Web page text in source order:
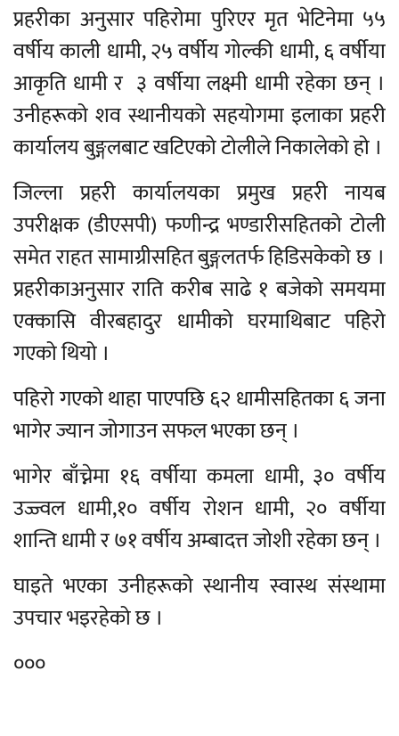
प्रहरीका अनुसार पहिरोमा पुरिएर मृत भेटिनेमा ५५
वर्षीय काली धामी, २५ वर्षीय गोल्की धामी, ६ वर्षीया
आकृति धामी र ३ वर्षीया लक्ष्मी धामी रहेका छन् ।
उनीहरूको शव स्थानीयको सहयोगमा इलाका प्रहरी
कार्यालय बुङ्गलबाट खटिएको टोलीले निकालेको हो ।
जिल्ला प्रहरी कार्यालयका प्रमुख प्रहरी नायब
उपरीक्षक (डीएसपी) फणीन्द्र भण्डारीसहितको टोली
समेत राहत सामाग्रीसहित बुङ्गलतर्फ हिडिसकेको छ ।
प्रहरीकाअनुसार राति करीब साढे १ बजेको समयमा
एक्कासि वीरबहादुर धामीको घरमाथिबाट पहिरो
गएको थियो ।
पहिरो गएको थाहा पाएपछि ६२ धामीसहितका ६ जना
भागेर ज्यान जोगाउन सफल भएका छन् ।
भागेर बाँच्नेमा १६ वर्षीया कमला धामी, ३० वर्षीय
उज्ज्वल धामी,१० वर्षीय रोशन धामी, २० वर्षीया
शान्ति धामी र ७१ वर्षीय अम्बादत्त जोशी रहेका छन् ।
घाइते भएका उनीहरूको स्थानीय स्वास्थ संस्थामा
उपचार भइरहेको छ ।
०००